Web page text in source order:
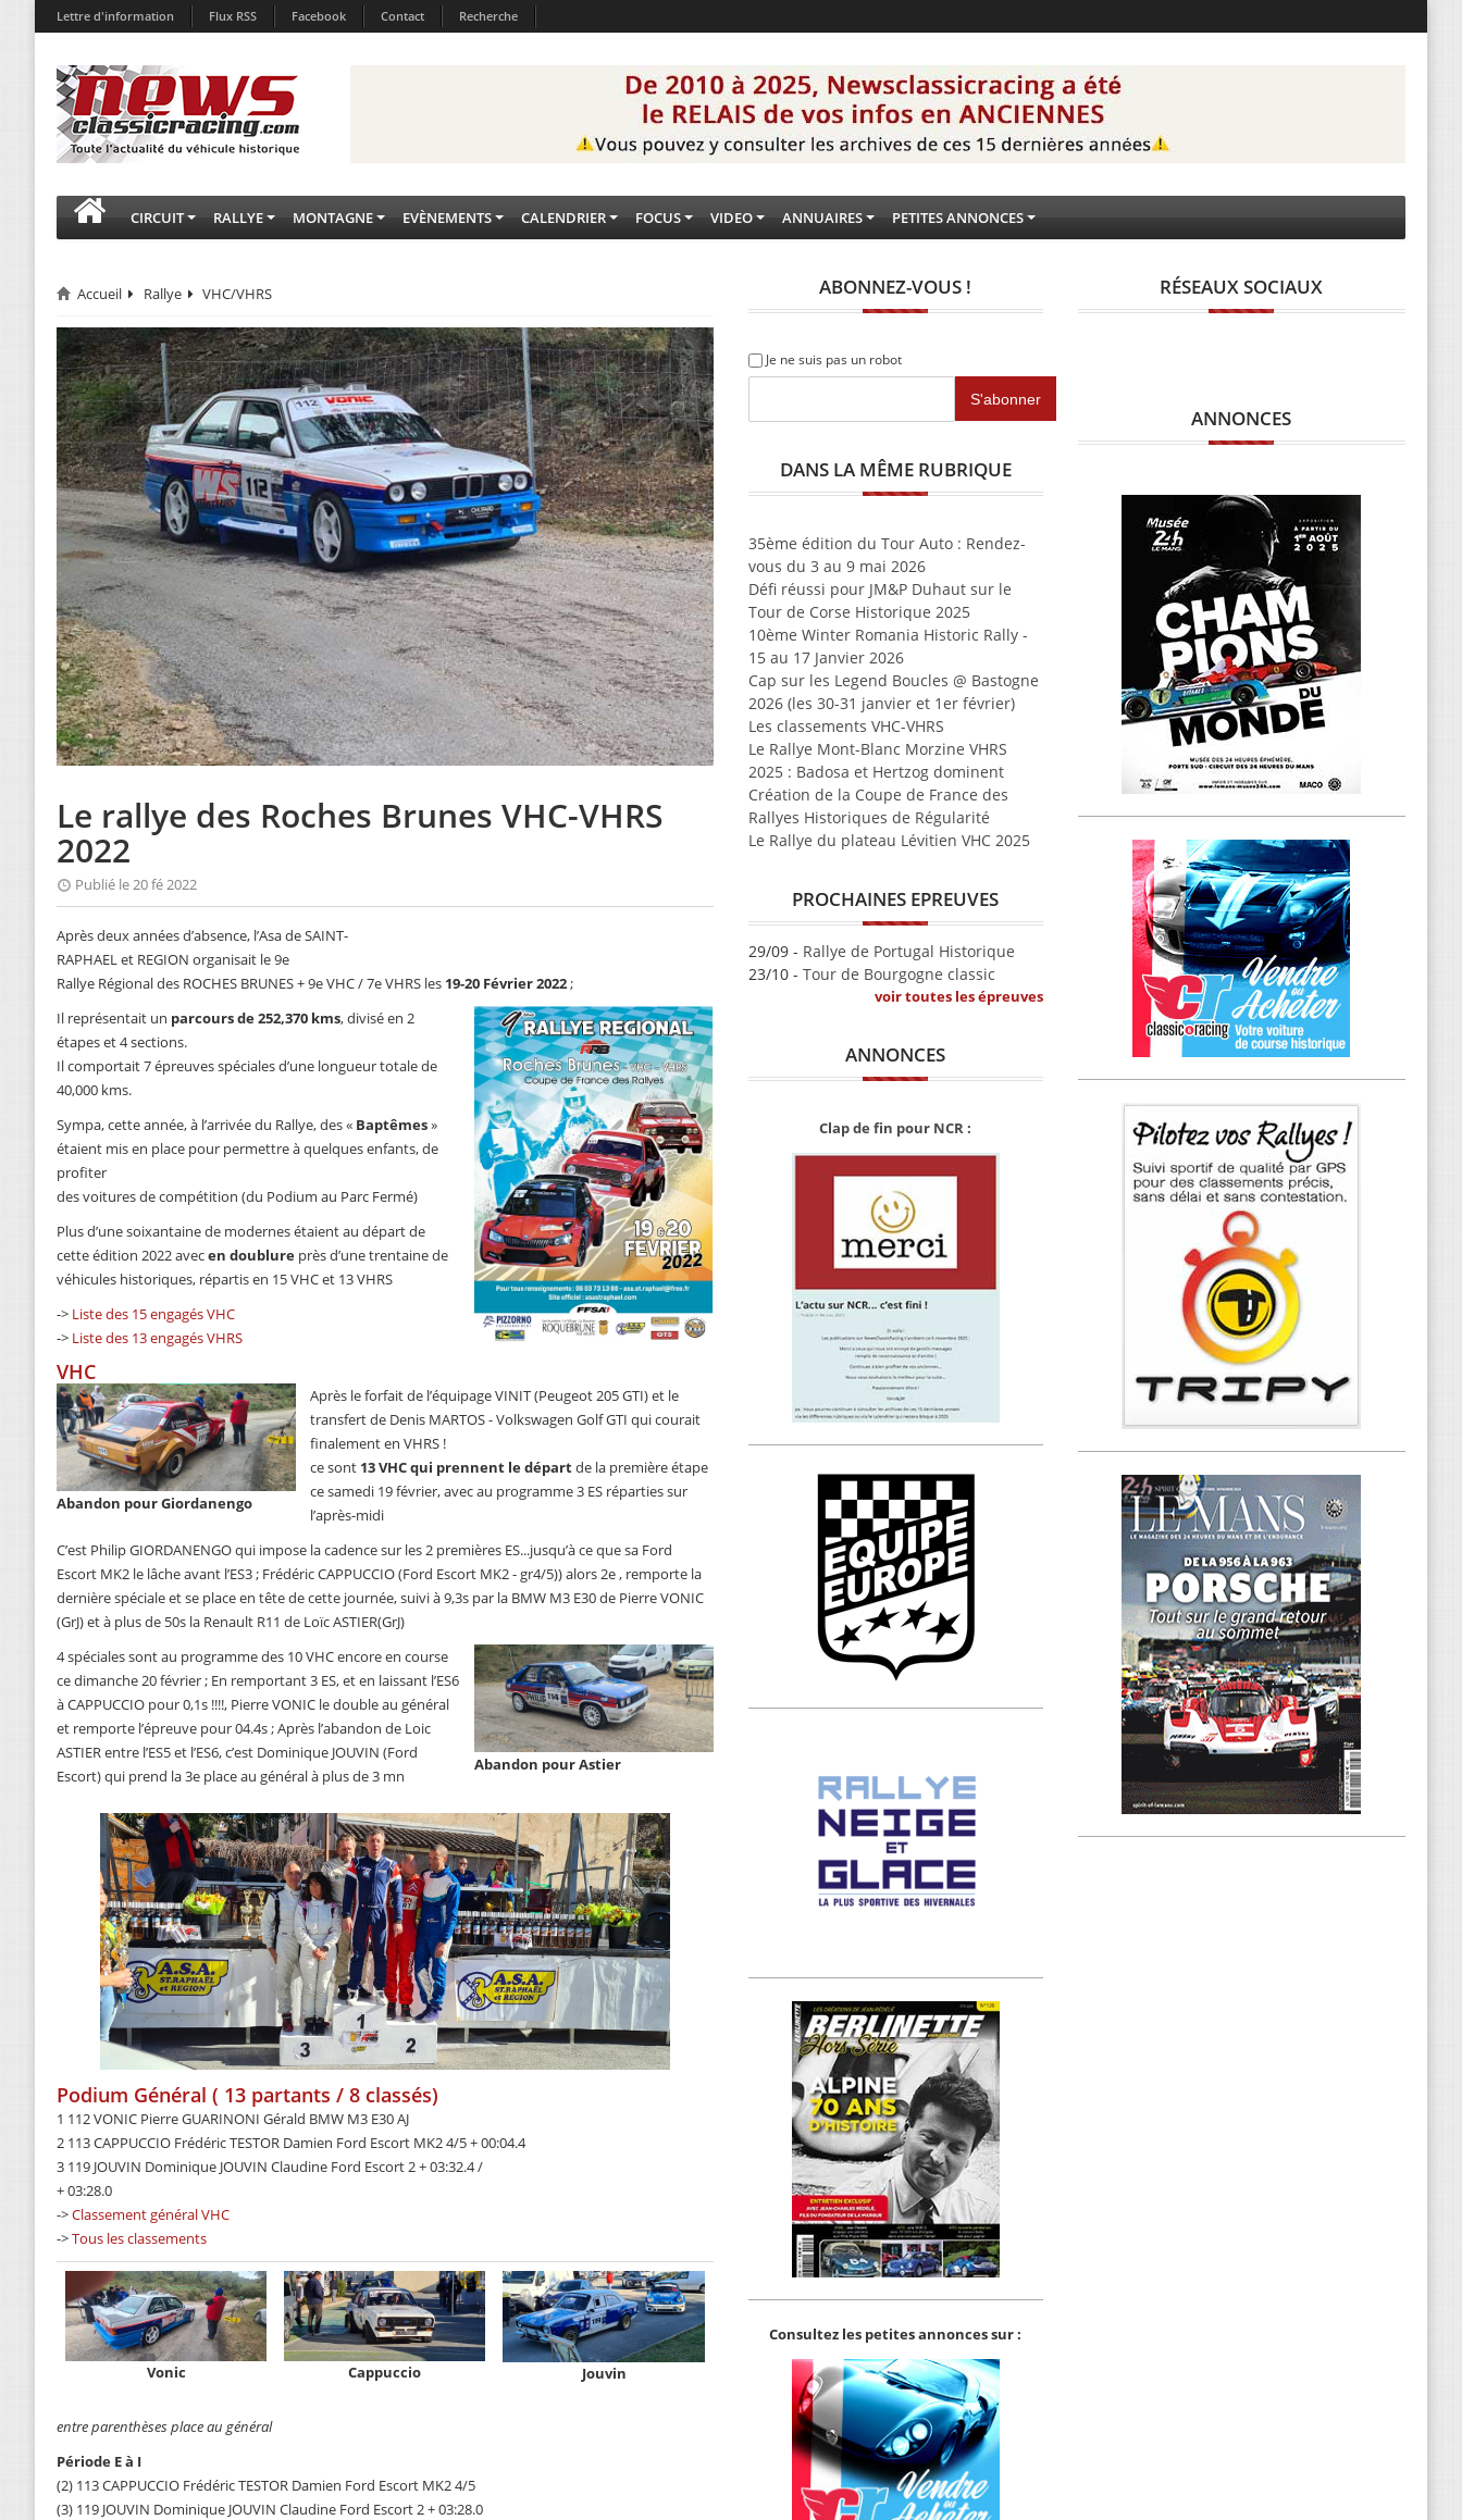
Lettre d'information Flux RSS Facebook Contact Recherche
CIRCUIT RALLYE MONTAGNE EVÈNEMENTS CALENDRIER FOCUS VIDEO ANNUAIRES PETITES ANNONCES
Accueil Rallye VHC/VHRS
Le rallye des Roches Brunes VHC-VHRS
2022
Publié le 20 fé 2022
Après deux années d’absence, l’Asa de SAINT-
RAPHAEL et REGION organisait le 9e
Rallye Régional des ROCHES BRUNES + 9e VHC / 7e VHRS les 19-20 Février 2022;
Il représentait un parcours de 252,370 kms, divisé en 2
étapes et 4 sections.
Il comportait 7 épreuves spéciales d’une longueur totale de
40,000 kms.
Sympa, cette année, à l’arrivée du Rallye, des « Baptêmes»
étaient mis en place pour permettre à quelques enfants, de
profiter
des voitures de compétition (du Podium au Parc Fermé)
Plus d’une soixantaine de modernes étaient au départ de
cette édition 2022 avecen doublure près d’une trentaine de
véhicules historiques, répartis en 15 VHC et 13 VHRS
-> Liste des 15 engagés VHC
-> Liste des 13 engagés VHRS
VHC
Abandon pour Giordanengo
Après le forfait de l’équipage VINIT (Peugeot 205 GTI) et le
transfert de Denis MARTOS - Volkswagen Golf GTI qui courait
finalement en VHRS !
ce sont 13 VHC qui prennent le départde la première étape
ce samedi 19 février, avec au programme 3 ES réparties sur
l’après-midi
C’est Philip GIORDANENGO qui impose la cadence sur les 2 premières ES...jusqu’à ce que sa Ford
Escort MK2 le lâche avant l’ES3 ; Frédéric CAPPUCCIO (Ford Escort MK2 - gr4/5)) alors 2e , remporte la
dernière spéciale et se place en tête de cette journée, suivi à 9,3s par la BMW M3 E30 de Pierre VONIC
(GrJ) et à plus de 50s la Renault R11 de Loïc ASTIER(GrJ)
Abandon pour Astier
4 spéciales sont au programme des 10 VHC encore en course
ce dimanche 20 février ; En remportant 3 ES, et en laissant l’ES6
à CAPPUCCIO pour 0,1s !!!!, Pierre VONIC le double au général
et remporte l’épreuve pour 04.4s ; Après l’abandon de Loic
ASTIER entre l’ES5 et l’ES6, c’est Dominique JOUVIN (Ford
Escort) qui prend la 3e place au général à plus de 3 mn
Podium Général ( 13 partants / 8 classés)
1 112 VONIC Pierre GUARINONI Gérald BMW M3 E30 AJ
2 113 CAPPUCCIO Frédéric TESTOR Damien Ford Escort MK2 4/5 + 00:04.4
3 119 JOUVIN Dominique JOUVIN Claudine Ford Escort 2 + 03:32.4 /
+ 03:28.0
->Classement général VHC
->Tous les classements
Vonic Cappuccio Jouvin
entre parenthèses place au général
Période E à I
(2) 113 CAPPUCCIO Frédéric TESTOR Damien Ford Escort MK2 4/5
(3) 119 JOUVIN Dominique JOUVIN Claudine Ford Escort 2 + 03:28.0
ABONNEZ-VOUS !
Je ne suis pas un robot
DANS LA MÊME RUBRIQUE
35ème édition du Tour Auto : Rendez-
vous du 3 au 9 mai 2026
Défi réussi pour JM&P Duhaut sur le
Tour de Corse Historique 2025
10ème Winter Romania Historic Rally -
15 au 17 Janvier 2026
Cap sur les Legend Boucles @ Bastogne
2026 (les 30-31 janvier et 1er février)
Les classements VHC-VHRS
Le Rallye Mont-Blanc Morzine VHRS
2025 : Badosa et Hertzog dominent
Création de la Coupe de France des
Rallyes Historiques de Régularité
Le Rallye du plateau Lévitien VHC 2025
PROCHAINES EPREUVES
29/09 - Rallye de Portugal Historique
23/10 - Tour de Bourgogne classic
voir toutes les épreuves
ANNONCES
Clap de fin pour NCR :
Consultez les petites annonces sur :
RÉSEAUX SOCIAUX
ANNONCES